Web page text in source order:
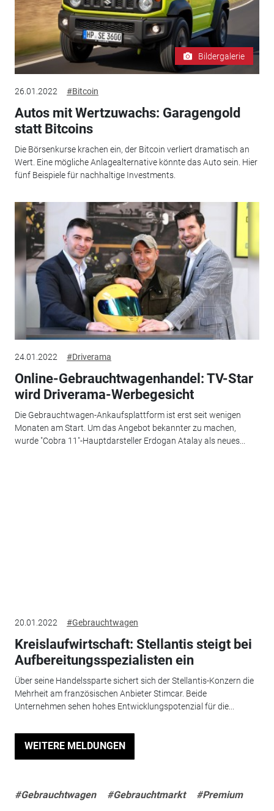
Bildergalerie
26.01.2022 #Bitcoin
Autos mit Wertzuwachs: Garagengold
statt Bitcoins
Die Börsenkurse krachen ein, der Bitcoin verliert dramatisch an
Wert. Eine mögliche Anlagealternative könnte das Auto sein. Hier
fünf Beispiele für nachhaltige Investments.
24.01.2022 #Driverama
Online-Gebrauchtwagenhandel: TV-Star
wird Driverama-Werbegesicht
Die Gebrauchtwagen-Ankaufsplattform ist erst seit wenigen
Monaten am Start. Um das Angebot bekannter zu machen,
wurde "Cobra 11"-Hauptdarsteller Erdogan Atalay als neues...
20.01.2022 #Gebrauchtwagen
Kreislaufwirtschaft: Stellantis steigt bei
Aufbereitungsspezialisten ein
Über seine Handelssparte sichert sich der Stellantis-Konzern die
Mehrheit am französischen Anbieter Stimcar. Beide
Unternehmen sehen hohes Entwicklungspotenzial für die...
WEITERE MELDUNGEN
#Gebrauchtwagen #Gebrauchtmarkt #Premium